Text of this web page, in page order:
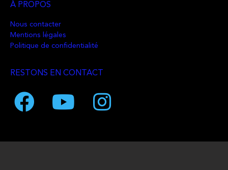
À PROPOS
Nous contacter
Mentions légales
Politique de confidentialité
RESTONS EN CONTACT